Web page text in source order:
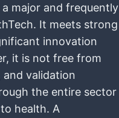
a major and frequently
It meets strong
innovation
it is not free from
validation
the entire sector
health. A